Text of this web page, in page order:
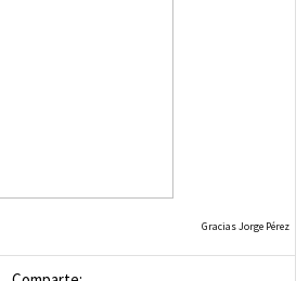
Gracias Jorge Pérez